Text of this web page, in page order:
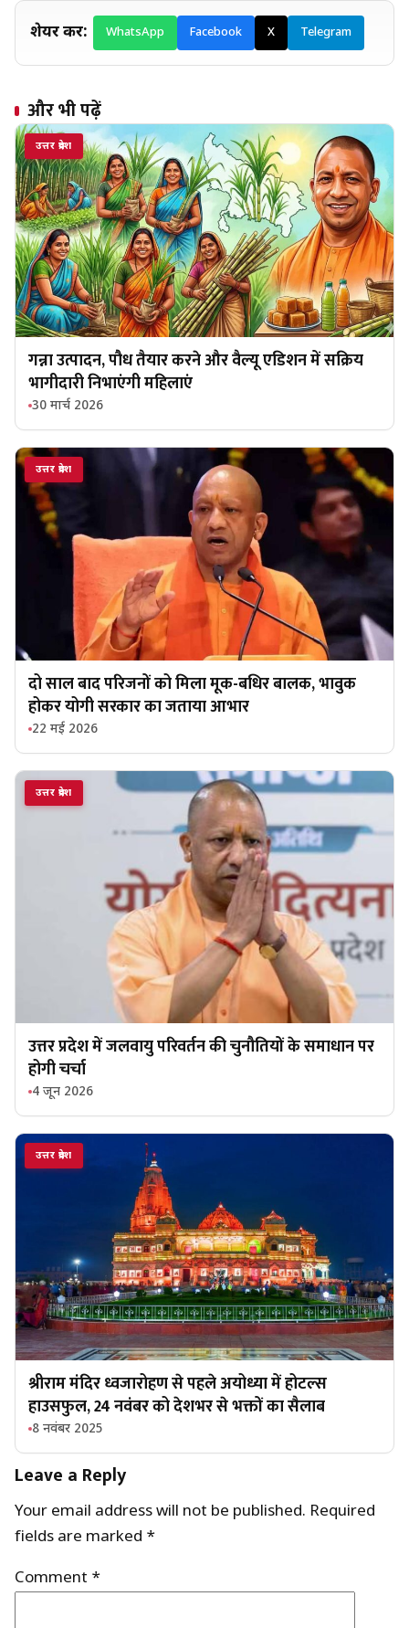
शेयर करें: WhatsApp Facebook X Telegram
और भी पढ़ें
उत्तर प्रदेश
गन्ना उत्पादन, पौध तैयार करने और वैल्यू एडिशन में सक्रिय
भागीदारी निभाएंगी महिलाएं
30 मार्च 2026
उत्तर प्रदेश
दो साल बाद परिजनों को मिला मूक-बधिर बालक, भावुक
होकर योगी सरकार का जताया आभार
22 मई 2026
उत्तर प्रदेश
उत्तर प्रदेश में जलवायु परिवर्तन की चुनौतियों के समाधान पर
होगी चर्चा
4 जून 2026
उत्तर प्रदेश
श्रीराम मंदिर ध्वजारोहण से पहले अयोध्या में होटल्स
हाउसफुल, 24 नवंबर को देशभर से भक्तों का सैलाब
8 नवंबर 2025
Leave a Reply
Your email address will not be published. Required
fields are marked *
Comment *